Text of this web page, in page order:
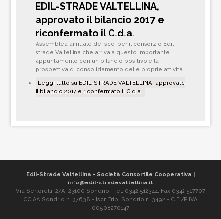
EDIL-STRADE VALTELLINA,
approvato il bilancio 2017 e
riconfermato il C.d.a.
Assemblea annuale dei soci per il consorzio Edil-
strade Valtellina che arriva a questo importante
appuntamento con un bilancio positivo e la
prospettiva di consolidamento delle proprie attività.
Leggi tutto su EDIL-STRADE VALTELLINA, approvato
il bilancio 2017 e riconfermato il C.d.a.
Edil-Strade Valtellina - Società Consortile Cooperativa |
info@edil-stradevaltellina.it
Via Sertorelli, 2/A, 23100 Sondrio | Tel. 0342 512344, Fax 0342 517707
CCIAA Sondrio n. 37638 - Iscr. Trib. Sondrio n. 3492 - C.F./P.IVA
00508270147